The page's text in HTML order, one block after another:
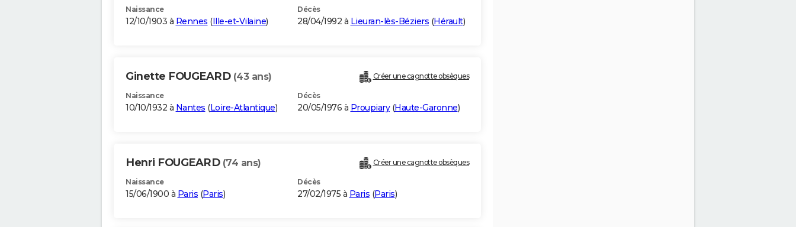
Naissance
12/10/1903 à Rennes (Ille-et-Vilaine)
Décès
28/04/1992 à Lieuran-lès-Béziers (Hérault)
Ginette FOUGEARD (43 ans) Créer une cagnotte obsèques
Naissance
10/10/1932 à Nantes (Loire-Atlantique)
Décès
20/05/1976 à Proupiary(Haute-Garonne)
Henri FOUGEARD (74 ans) Créer une cagnotte obsèques
Naissance
15/06/1900 à Paris (Paris)
Décès
27/02/1975 à Paris (Paris)